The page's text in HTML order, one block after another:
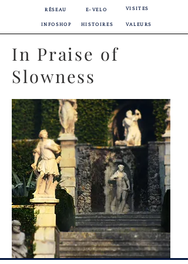
RÉSEAU E-VELO VISITES
INFOSHOP HISTOIRES VALEURS
In Praise of
Slowness